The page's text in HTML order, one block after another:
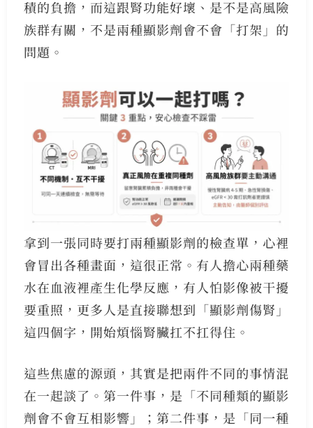
積的負擔，而這跟腎功能好壞、是不是高風險
族群有關，不是兩種顯影劑會不會「打架」的
問題。
拿到一張同時要打兩種顯影劑的檢查單，心裡
會冒出各種畫面，這很正常。有人擔心兩種藥
水在血液裡產生化學反應，有人怕影像被干擾
要重照，更多人是直接聯想到「顯影劑傷腎」
這四個字，開始煩惱腎臟扛不扛得住。
這些焦慮的源頭，其實是把兩件不同的事情混
在一起談了。第一件事，是「不同種類的顯影
劑會不會互相影響」；第二件事，是「同一種